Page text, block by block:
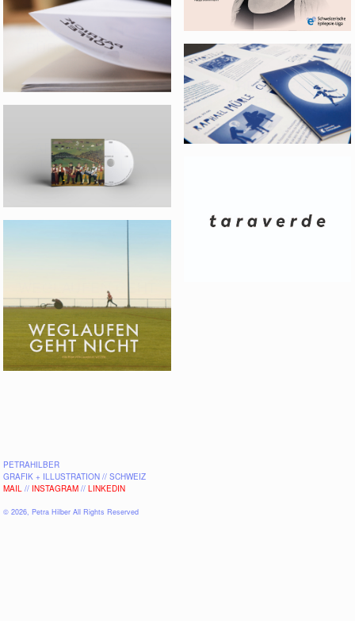
KALUZA + SCHMID,
BÜRO PORTRAIT
FIGURENTHEATER
APPENZELL
APPENZELLER
JAZZKAPELLE
TARAVERDE
WEGLAUFEN GEHT
NICHT
PETRAHILBER
GRAFIK + ILLUSTRATION // SCHWEIZ
MAIL // INSTAGRAM //LINKEDIN
© 2026, Petra Hilber All Rights Reserved